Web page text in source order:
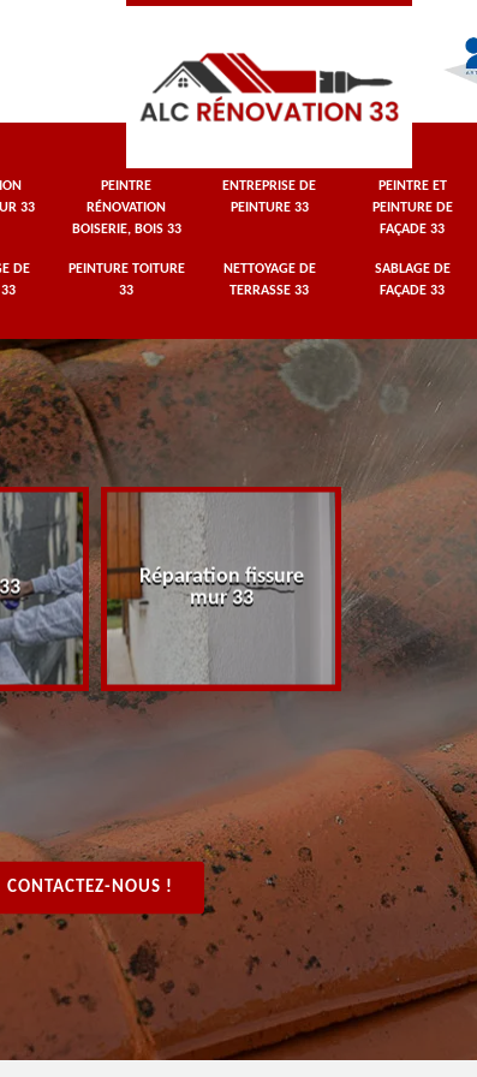
33
PEINTRE
RÉNOVATION
BOISERIE, BOIS 33
ENTREPRISE DE
PEINTURE 33
PEINTRE ET
PEINTURE DE
FAÇADE 33
DE
33
PEINTURE TOITURE
33
NETTOYAGE DE
TERRASSE 33
SABLAGE DE
FAÇADE 33
Réparation fissure
mur 33
Peintre
CONTACTEZ-NOUS !